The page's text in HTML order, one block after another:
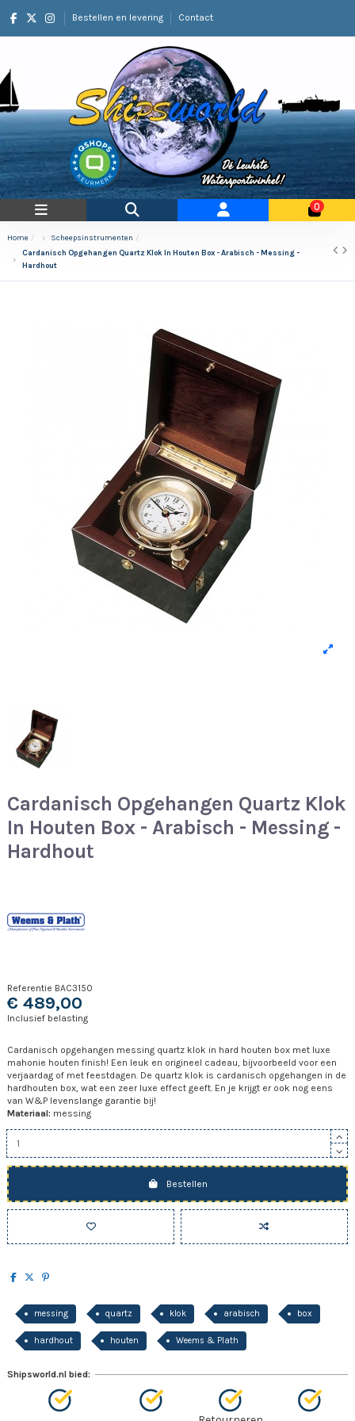
Bestellen en levering Contact
0
Home
Scheepsinstrumenten
Cardanisch Opgehangen Quartz Klok In Houten Box - Arabisch - Messing -
Hardhout
Cardanisch Opgehangen Quartz Klok
In Houten Box - Arabisch - Messing -
Hardhout
Referentie BAC3150
€ 489,00
Inclusief belasting
Cardanisch opgehangen messing quartz klok in hard houten box met luxe
mahonie houten finish! Een leuk en origineel cadeau, bijvoorbeeld voor een
verjaardag of met feestdagen. De quartz klok is cardanisch opgehangen in de
hardhouten box, wat een zeer luxe effect geeft. En je krijgt er ook nog eens
van W&P levenslange garantie bij!
Materiaal: messing
Bestellen
messing quartz klok arabisch box
hardhout houten Weems & Plath
Shipsworld.nl bied: